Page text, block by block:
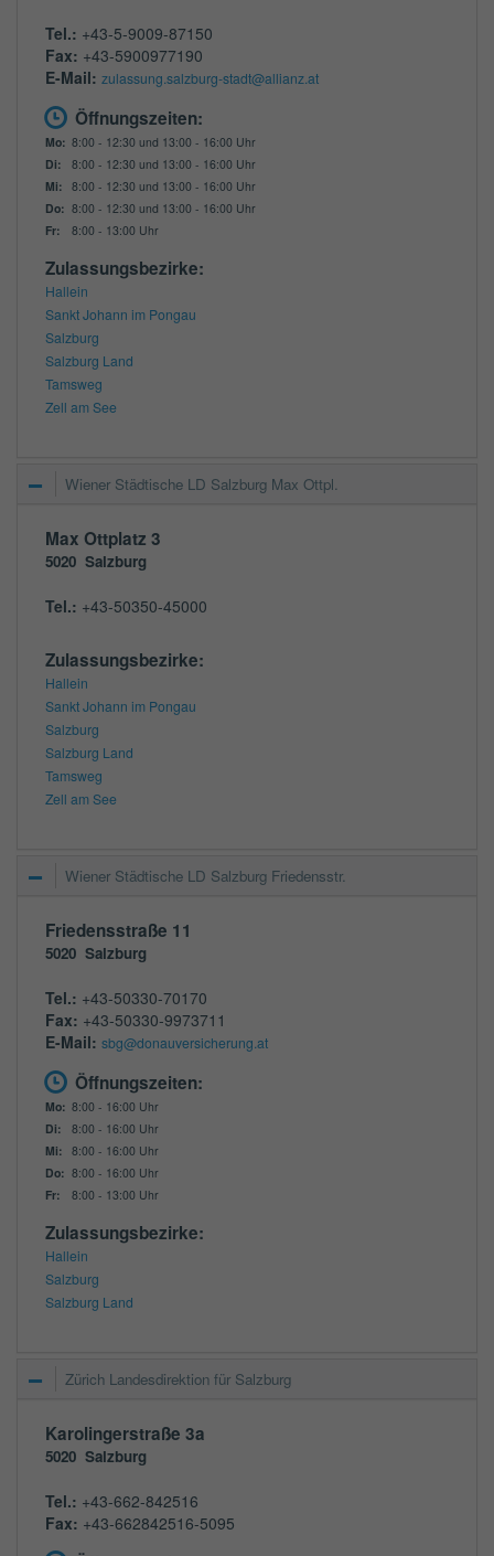
Tel.: +43-5-9009-87150
Fax: +43-5900977190
E-Mail: zulassung.salzburg-stadt@allianz.at
Öffnungszeiten:
Mo: 8:00 - 12:30 und 13:00 - 16:00 Uhr
Di:
8:00 - 12:30 und 13:00 - 16:00 Uhr
Mi: 8:00 - 12:30 und 13:00 - 16:00 Uhr
Do: 8:00 - 12:30 und 13:00 - 16:00 Uhr
Fr:
8:00 - 13:00 Uhr
Zulassungsbezirke:
Hallein
Sankt Johann im Pongau
Salzburg
Salzburg Land
Tamsweg
Zell am See
Wiener Städtische LD Salzburg Max Ottpl.
Max Ottplatz 3
5020 Salzburg
Tel.: +43-50350-45000
Zulassungsbezirke:
Hallein
Sankt Johann im Pongau
Salzburg
Salzburg Land
Tamsweg
Zell am See
Wiener Städtische LD Salzburg Friedensstr.
Friedensstraße 11
5020 Salzburg
Tel.: +43-50330-70170
Fax: +43-50330-9973711
E-Mail: sbg@donauversicherung.at
Öffnungszeiten:
Mo: 8:00 - 16:00 Uhr
Di:
8:00 - 16:00 Uhr
Mi: 8:00 - 16:00 Uhr
Do: 8:00 - 16:00 Uhr
Fr:
8:00 - 13:00 Uhr
Zulassungsbezirke:
Hallein
Salzburg
Salzburg Land
Zürich Landesdirektion für Salzburg
Karolingerstraße 3a
5020 Salzburg
Tel.: +43-662-842516
Fax: +43-662842516-5095